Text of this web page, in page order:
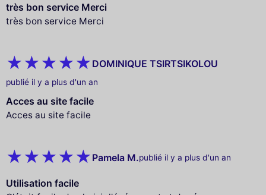
très bon service Merci
très bon service Merci
DOMINIQUE TSIRTSIKOLOU
publié il y a plus d'un an
Acces au site facile
Acces au site facile
Pamela M.publié il y a plus d'un an
Utilisation facile